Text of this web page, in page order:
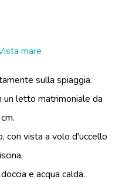
mare
sulla spiaggia.
un letto matrimoniale da
con vista a volo d'uccello
e acqua calda.